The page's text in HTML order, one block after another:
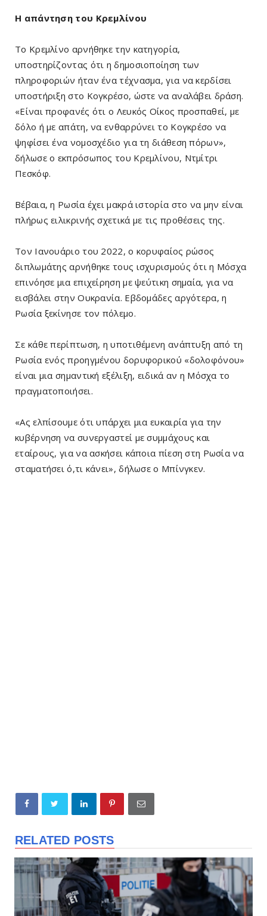
Η απάντηση του Κρεμλίνου
Το Κρεμλίνο αρνήθηκε την κατηγορία,
υποστηρίζοντας ότι η δημοσιοποίηση των
πληροφοριών ήταν ένα τέχνασμα, για να κερδίσει
υποστήριξη στο Κογκρέσο, ώστε να αναλάβει δράση.
«Είναι προφανές ότι ο Λευκός Οίκος προσπαθεί, με
δόλο ή με απάτη, να ενθαρρύνει το Κογκρέσο να
ψηφίσει ένα νομοσχέδιο για τη διάθεση πόρων»,
δήλωσε ο εκπρόσωπος του Κρεμλίνου, Ντμίτρι
Πεσκόφ.
Βέβαια, η Ρωσία έχει μακρά ιστορία στο να μην είναι
πλήρως ειλικρινής σχετικά με τις προθέσεις της.
Τον Ιανουάριο του 2022, ο κορυφαίος ρώσος
διπλωμάτης αρνήθηκε τους ισχυρισμούς ότι η Μόσχα
επινόησε μια επιχείρηση με ψεύτικη σημαία, για να
εισβάλει στην Ουκρανία. Εβδομάδες αργότερα, η
Ρωσία ξεκίνησε τον πόλεμο.
Σε κάθε περίπτωση, η υποτιθέμενη ανάπτυξη από τη
Ρωσία ενός προηγμένου δορυφορικού «δολοφόνου»
είναι μια σημαντική εξέλιξη, ειδικά αν η Μόσχα το
πραγματοποιήσει.
«Ας ελπίσουμε ότι υπάρχει μια ευκαιρία για την
κυβέρνηση να συνεργαστεί με συμμάχους και
εταίρους, για να ασκήσει κάποια πίεση στη Ρωσία να
σταματήσει ό,τι κάνει», δήλωσε ο Μπίνγκεν.
RELATED POSTS